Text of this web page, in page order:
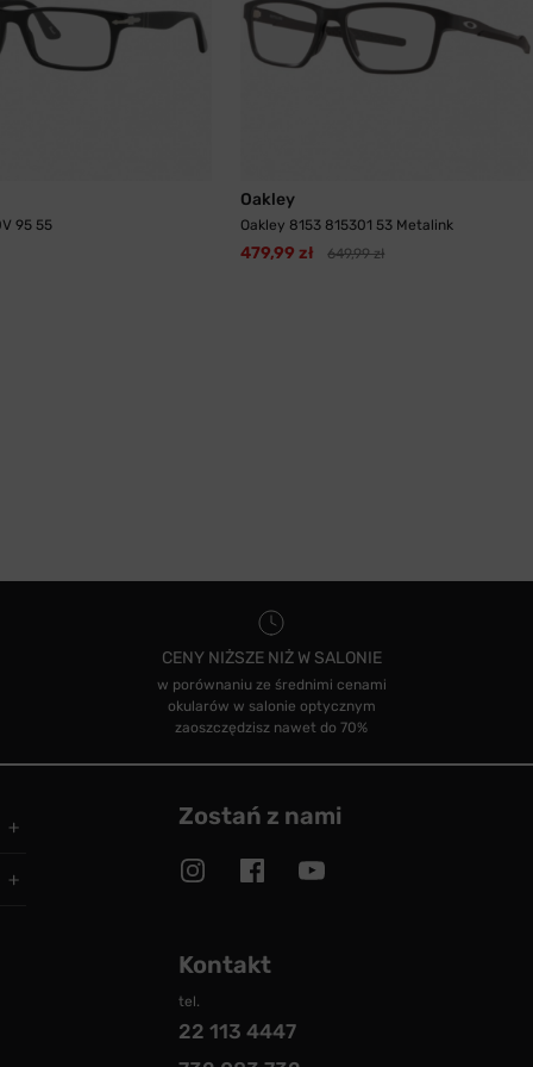
95 55
Oakley
Oakley 8153 815301 53 Metalink
479,99 zł 649,99 zł
CENY NIŻSZE NIŻ W SALONIE
w porównaniu ze średnimi cenami
okularów w salonie optycznym
zaoszczędzisz nawet do 70%
Zostań z nami
Kontakt
tel.
22 113 4447